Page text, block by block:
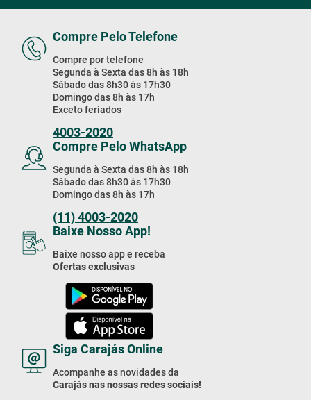
Compre Pelo Telefone
Compre por telefone
Segunda à Sexta das 8h às 18h
Sábado das 8h30 às 17h30
Domingo das 8h às 17h
Exceto feriados
4003-2020
Compre Pelo WhatsApp
Segunda à Sexta das 8h às 18h
Sábado das 8h30 às 17h30
Domingo das 8h às 17h
(11) 4003-2020
Baixe Nosso App!
Baixe nosso app e receba
Ofertas exclusivas
Siga Carajás Online
Acompanhe as novidades da
Carajás nas nossas redes sociais!